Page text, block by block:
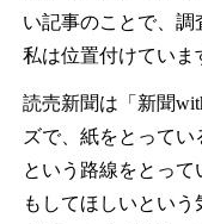
い記事のことで、調
私は位置付けていま
読売新聞は「新聞
ズで、紙をとって
という路線をとっ
もしてほしいとい